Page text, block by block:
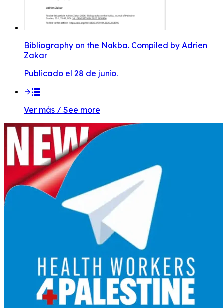
Bibliography on the Nakba. Compiled by Adrien
Zakar
Publicado el 28 de junio.
Ver más / See more